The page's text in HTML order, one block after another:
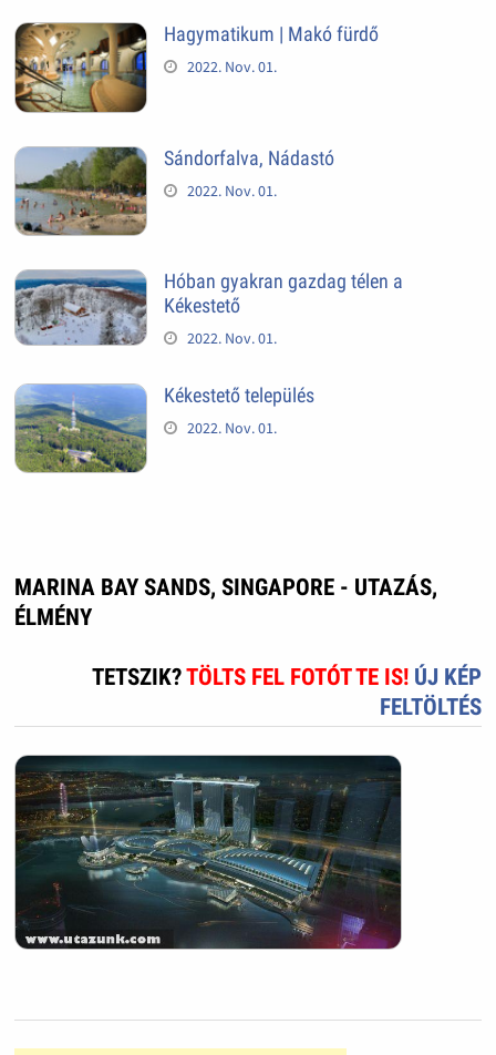
Hagymatikum | Makó fürdő
2022. Nov. 01.
Sándorfalva, Nádastó
2022. Nov. 01.
Hóban gyakran gazdag télen a
Kékestető
2022. Nov. 01.
Kékestető település
2022. Nov. 01.
MARINA BAY SANDS, SINGAPORE - UTAZÁS,
ÉLMÉNY
TETSZIK?TÖLTS FEL FOTÓT TE IS! ÚJ KÉP
FELTÖLTÉS